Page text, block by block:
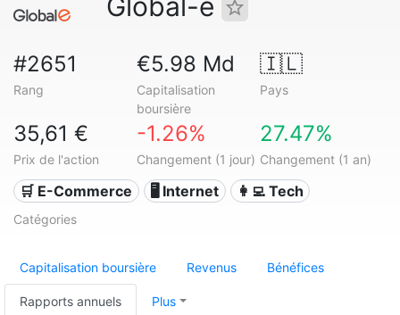
#2651
Rang
€5.98 Md
Capitalisation
boursière
🇮🇱
Pays
35,61 €
Prix de l'action
-1.26%
Changement (1 jour)
27.47%
Changement (1 an)
🛒 E-Commerce 🖥️ Internet 👩‍💻 Tech
Catégories
Capitalisation boursière Revenus Bénéfices
Rapports annuels Plus